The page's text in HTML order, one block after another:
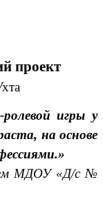
проект
игры у
на основе
МДОУ «Д/с №